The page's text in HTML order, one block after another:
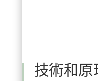
技術和原